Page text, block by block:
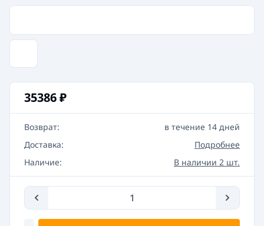
35386₽
Возврат:
в течение 14 дней
Доставка:
Подробнее
Наличие:
В наличии 2 шт.